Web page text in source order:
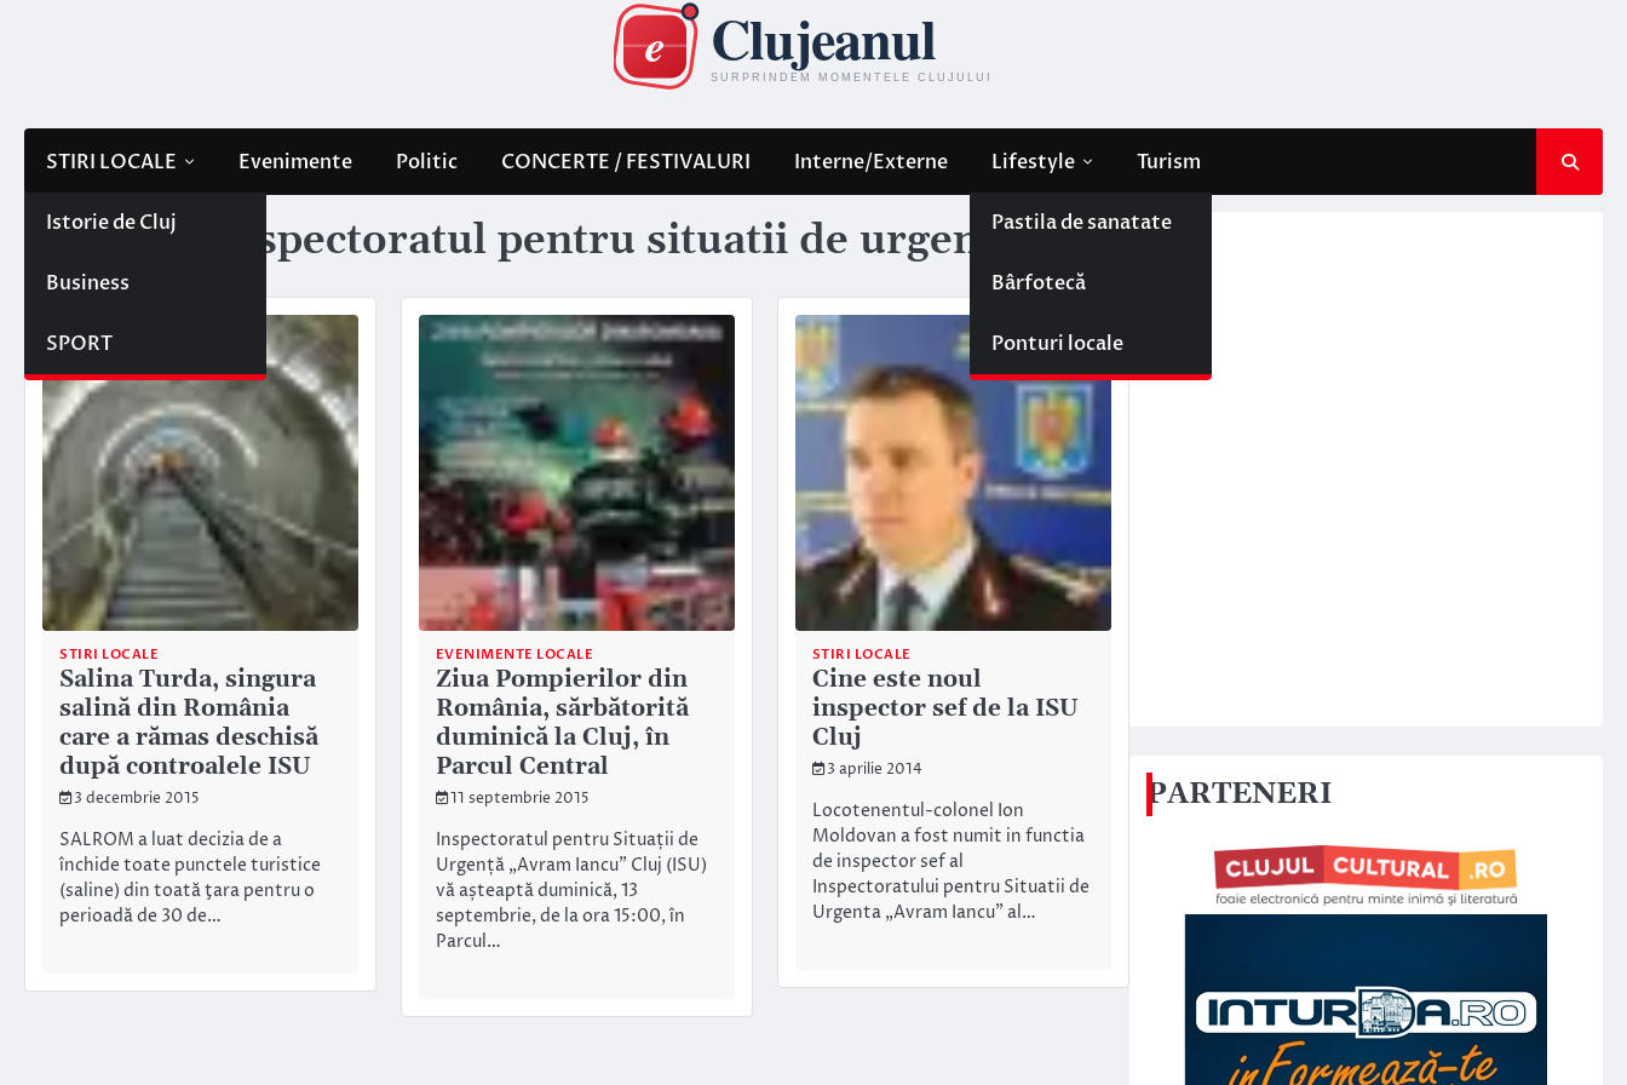
STIRI LOCALE
Istorie de Cluj
Business
SPORT
Evenimente Politic CONCERTE / FESTIVALURI Interne/Externe Lifestyle
Pastila de sanatate
Bârfotecă
Ponturi locale
Turism
Etichetă: inspectoratul pentru situatii de urgenta cluj
STIRI LOCALE
Salina Turda, singura
salină din România
care a rămas deschisă
după controalele ISU
3 decembrie 2015
SALROM a luat decizia de a
închide toate punctele turistice
(saline) din toată ţara pentru o
perioadă de 30 de…
EVENIMENTE LOCALE
Ziua Pompierilor din
România, sărbătorită
duminică la Cluj, în
Parcul Central
11 septembrie 2015
Inspectoratul pentru Situații de
Urgență „Avram Iancu” Cluj (ISU)
vă așteaptă duminică, 13
septembrie, de la ora 15:00, în
Parcul…
STIRI LOCALE
Cine este noul
inspector sef de la ISU
Cluj
3 aprilie 2014
Locotenentul-colonel Ion
Moldovan a fost numit in functia
de inspector sef al
Inspectoratului pentru Situatii de
Urgenta „Avram Iancu” al…
PARTENERI